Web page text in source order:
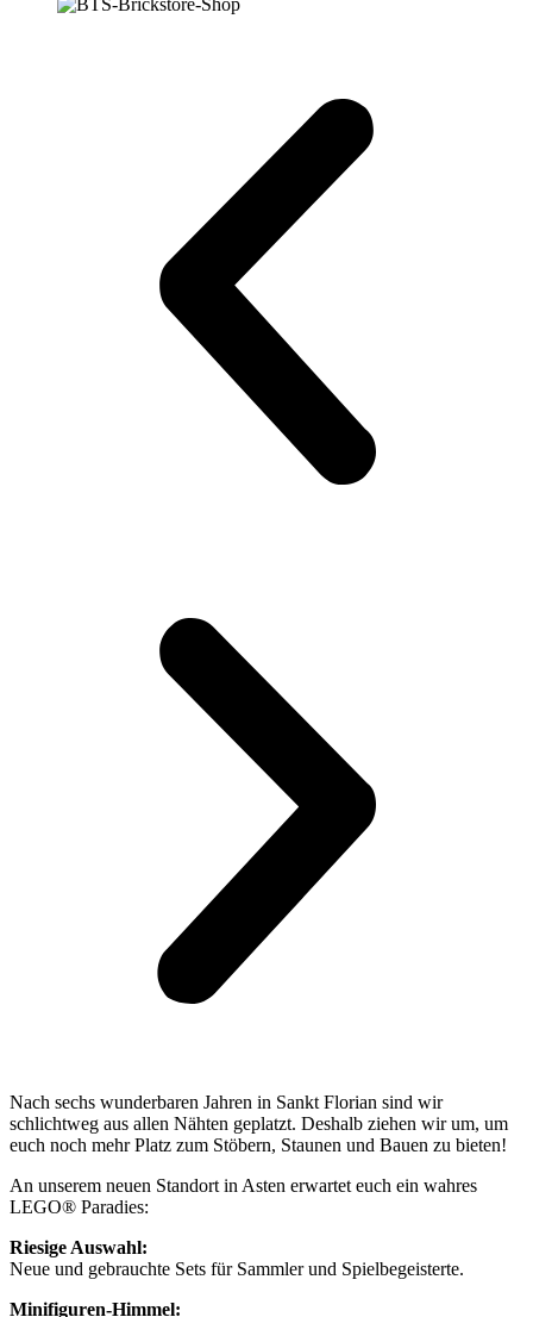
Nach sechs wunderbaren Jahren in Sankt Florian sind wir
schlichtweg aus allen Nähten geplatzt. Deshalb ziehen wir um, um
euch noch mehr Platz zum Stöbern, Staunen und Bauen zu bieten!
An unserem neuen Standort in Asten erwartet euch ein wahres
LEGO® Paradies:
Riesige Auswahl:
Neue und gebrauchte Sets für Sammler und Spielbegeisterte.
Minifiguren-Himmel: